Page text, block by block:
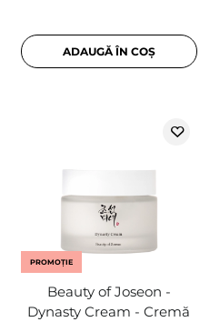
ADAUGĂ ÎN COȘ
PROMOȚIE
Beauty of Joseon -
Dynasty Cream - Cremă